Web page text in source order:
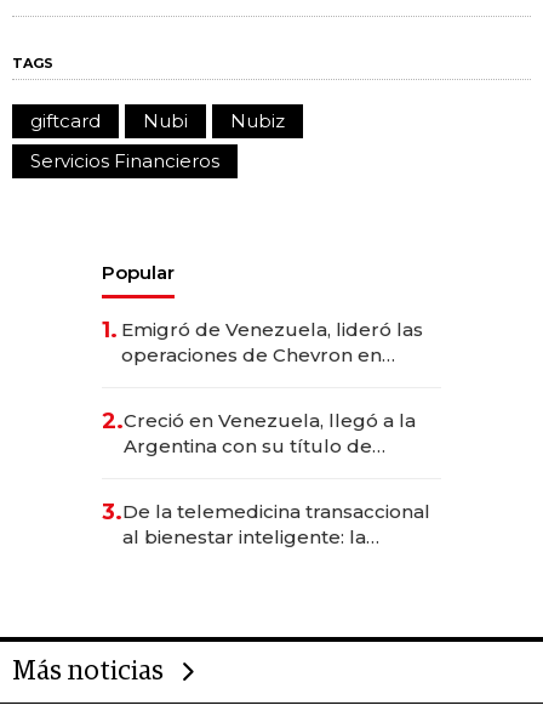
TAGS
giftcard Nubi
Nubiz
Servicios Financieros
Popular
1. Emigró de Venezuela, lideró las
operaciones de Chevron en
2.Creció en Venezuela, llegó a la
Argentina con su título de
las marcas "fast premium"
3.De la telemedicina transaccional
al bienestar inteligente: la
Más noticias